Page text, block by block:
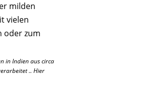
milden
vielen
oder zum
in Indien aus circa
.. Hier